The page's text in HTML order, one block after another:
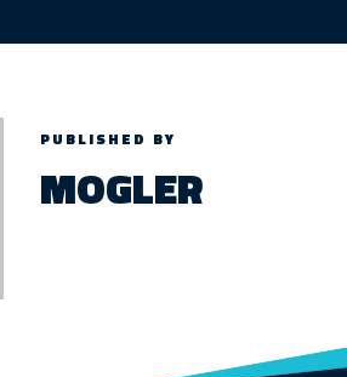
PUBLISHED BY
MOGLER